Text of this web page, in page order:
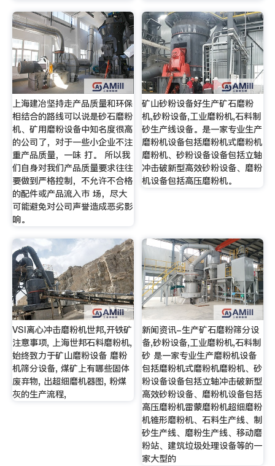
上海建冶坚持走产品质量和环保
相结合的路线可以说是砂石磨粉
机、矿用磨粉设备中知名度很高
的公司了，对于一些小企业不注
重产品质量，一味 打。 所以我
们自身对我们产品质量要求往往
要做到严格控制，不允许不合格
的配件或产品流入市 场，尽大
可能避免对公司声誉造成恶劣影
响。
矿山砂粉设备好生产矿石磨粉
机,砂粉设备,工业磨粉机,石料制
砂生产线设备。是一家专业生产
磨粉机设备包括磨粉机式磨粉机
磨粉机、砂粉设备设备包括立轴
冲击破新型高效砂粉设备、磨粉
机设备包括高压磨粉机。
VSI离心冲击磨粉机世邦,开铁矿
注意事项, 上海世邦石料磨粉机,
始终致力于矿山磨粉设备 磨粉
机筛分设备, 煤矿上有哪些固体
废弃物, 出超细磨机器图, 粉煤
灰的生产流程,
新闻资讯-生产矿石磨粉筛分设
备,砂粉设备,工业磨粉机,石料制
砂 是一家专业生产磨粉机设备
包括磨粉机式磨粉机磨粉机、砂
粉设备设备包括立轴冲击破新型
高效砂粉设备、磨粉机设备包括
高压磨粉机雷蒙磨粉机超细磨粉
机锥形磨粉机、石料生产线、制
砂生产线、磨粉生产线、移动磨
粉站、建筑垃圾处理设备等的一
家大型的